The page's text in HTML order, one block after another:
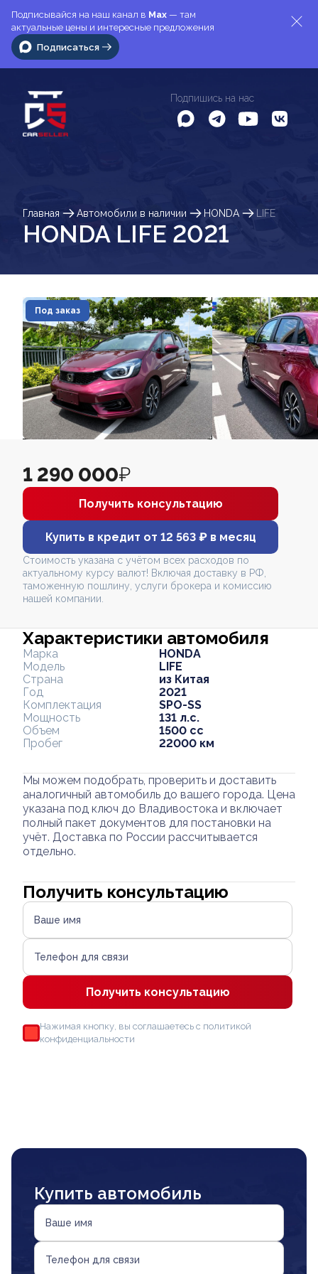
Подписывайся на наш канал в Max — там
актуальные цены и интересные предложения
Подписаться
Подпишись на нас
Главная Автомобили в наличии HONDA LIFE
HONDA LIFE 2021
Под заказ
Характеристики автомобиля
Марка
HONDA
Модель
LIFE
Страна
из Китая
Год
2021
Комплектация
SPO-SS
Мощность
131 л.с.
Объем
1500 cc
Пробег
22000 км
Мы можем подобрать, проверить и доставить
аналогичный автомобиль до вашего города. Цена
указана под ключ до Владивостока и включает
полный пакет документов для постановки на
учёт. Доставка по России рассчитывается
отдельно.
1 290 000₽
Получить консультацию
Купить в кредит от 12 563 ₽ в месяц
Стоимость указана с учётом всех расходов по
актуальному курсу валют! Включая доставку в РФ,
таможенную пошлину, услуги брокера и комиссию
нашей компании.
Получить консультацию
Ваше имя
Телефон для связи
Получить консультацию
Нажимая кнопку, вы соглашаетесь с политикой
конфиденциальности
Купить автомобиль
Ваше имя
Телефон для связи